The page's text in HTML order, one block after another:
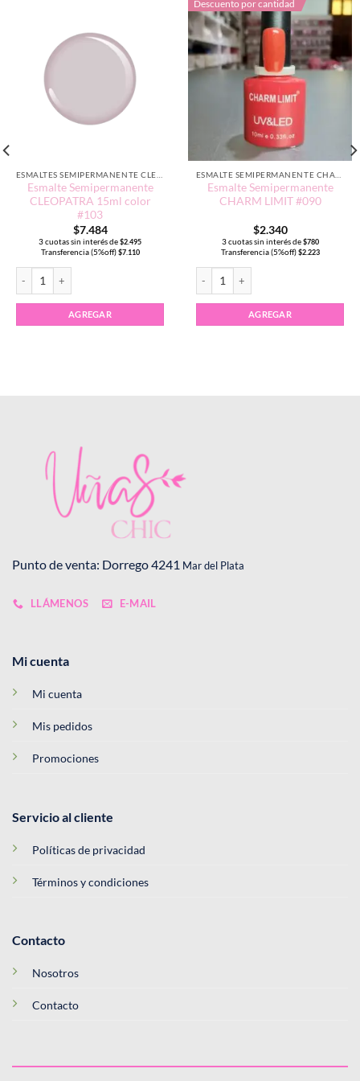
Esmalte Semipermanente
CLEOPATRA 15ml color
#103
$7.484
3 cuotas sin interés de $2.495
Transferencia (5%off) $7.110
Esmalte Semipermanente CLEOPATRA 15ml color #103 cantidad
AGREGAR
Descuento por cantidad
Esmalte Semipermanente
CHARM LIMIT #090
$2.340
3 cuotas sin interés de $780
Transferencia (5%off) $2.223
Esmalte Semipermanente CHARM
AGREGAR
Negro #102 cantidad
Punto de venta: Dorrego 4241 Mar del Plata
LLÁMENOS E-MAIL
Mi cuenta
Mi cuenta
Mis pedidos
Promociones
Servicio al cliente
Políticas de privacidad
Términos y condiciones
Contacto
Nosotros
Contacto